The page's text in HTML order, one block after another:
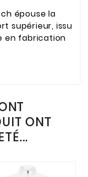
épouse la
supérieur, issu
en fabrication
ONT